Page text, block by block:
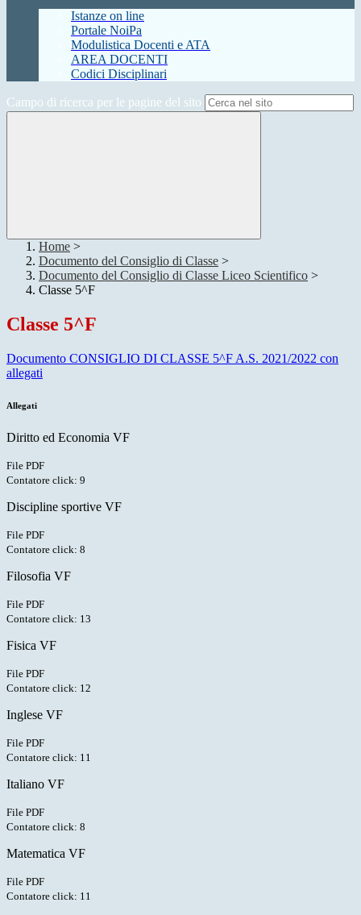
Istanze on line
Portale NoiPa
Modulistica Docenti e ATA
AREA DOCENTI
Codici Disciplinari
Campo di ricerca per le pagine del sito
Home >
Documento del Consiglio di Classe >
Documento del Consiglio di Classe Liceo Scientifico >
Classe 5^F
Classe 5^F
Documento CONSIGLIO DI CLASSE 5^F A.S. 2021/2022 con
allegati
Allegati
Diritto ed Economia VF
File PDF
Contatore click: 9
Discipline sportive VF
File PDF
Contatore click: 8
Filosofia VF
File PDF
Contatore click: 13
Fisica VF
File PDF
Contatore click: 12
Inglese VF
File PDF
Contatore click: 11
Italiano VF
File PDF
Contatore click: 8
Matematica VF
File PDF
Contatore click: 11